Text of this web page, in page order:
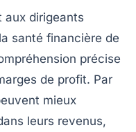
aux dirigeants
santé financière de
précise
de profit. Par
mieux
leurs revenus,